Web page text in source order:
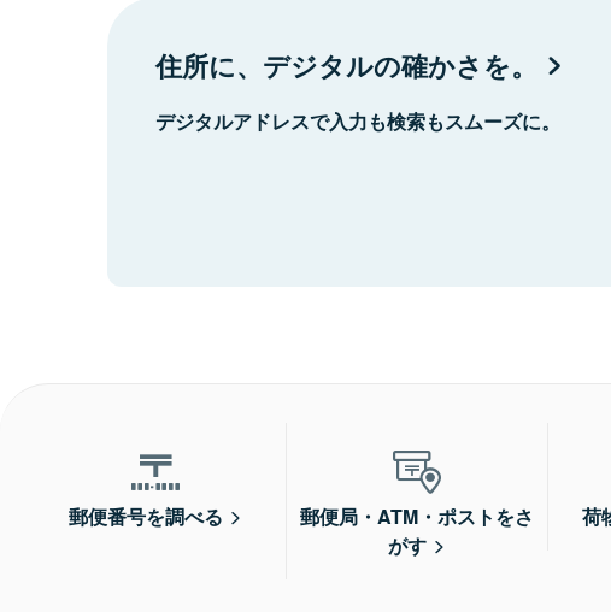
住所に、デジタルの確かさを。
デジタルアドレスで入力も検索もスムーズに。
郵便番号を調べる
郵便局・ATM・ポストをさ
がす
荷